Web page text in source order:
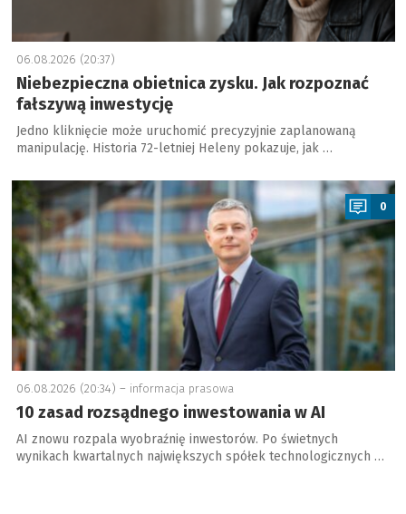
06.08.2026 (20:37)
Niebezpieczna obietnica zysku. Jak rozpoznać
fałszywą inwestycję
Jedno kliknięcie może uruchomić precyzyjnie zaplanowaną
manipulację. Historia 72-letniej Heleny pokazuje, jak …
a
0
06.08.2026 (20:34) – informacja prasowa
10 zasad rozsądnego inwestowania w AI
AI znowu rozpala wyobraźnię inwestorów. Po świetnych
wynikach kwartalnych największych spółek technologicznych …